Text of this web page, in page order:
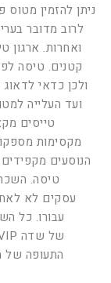
ניתן להזמין מטוס
לרוב מדובר
ואחרות. ארגון
קטנים. טיסה
ולכן כדאי
ועד העלייה
טייסים
מקסימות
הנוסעים
טיסה.
עסקים לא
עבורו. כל
התעופה של